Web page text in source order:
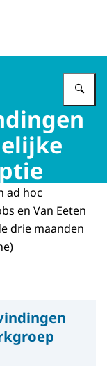
ad hoc
en Van Eeten
drie maanden